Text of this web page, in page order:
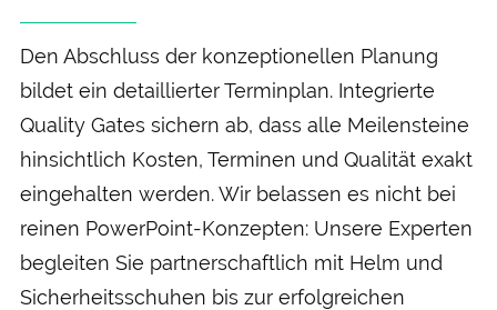
Den Abschluss der konzeptionellen Planung
bildet ein detaillierter Termin­plan. Integrierte
Quality Gates sichern ab, dass alle Meilen­steine
hin­sichtlich Kosten, Terminen und Qualität exakt
einge­halten werden. Wir belassen es nicht bei
reinen PowerPoint-Konzepten: Unsere Experten
be­gleiten Sie partner­schaftlich mit Helm und
Sicher­heits­schuhen bis zur erfolgreichen